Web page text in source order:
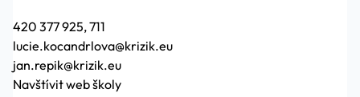
420 377 925, 711
lucie.kocandrlova@krizik.eu
jan.repik@krizik.eu
Navštívit web školy